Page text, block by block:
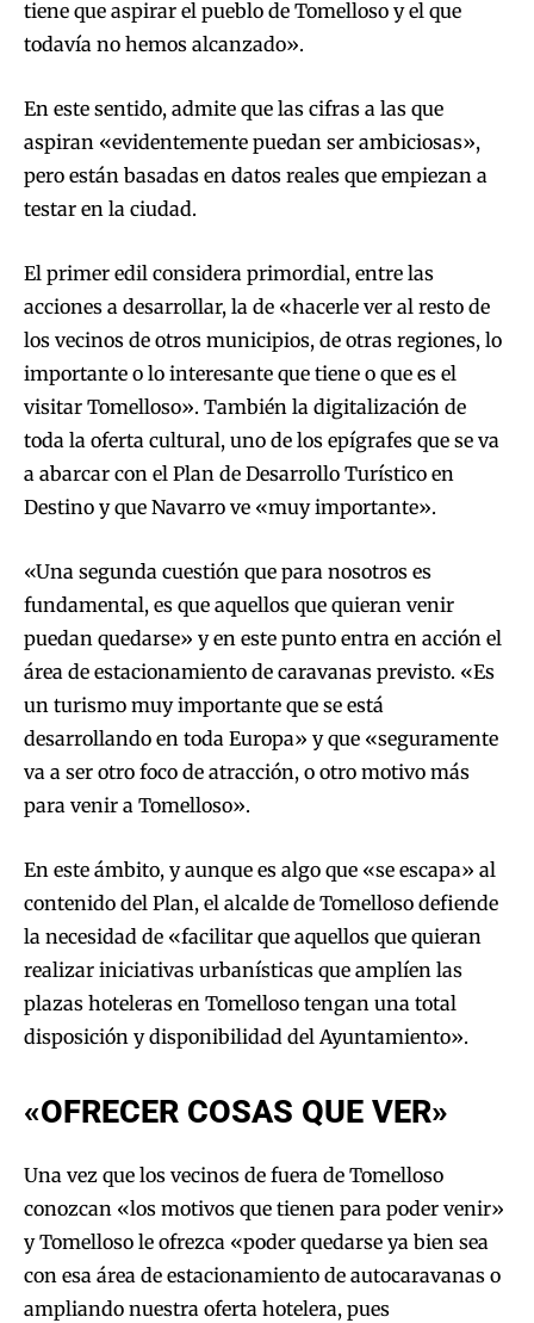
tiene que aspirar el pueblo de Tomelloso y el que
todavía no hemos alcanzado».
En este sentido, admite que las cifras a las que
aspiran «evidentemente puedan ser ambiciosas»,
pero están basadas en datos reales que empiezan a
testar en la ciudad.
El primer edil considera primordial, entre las
acciones a desarrollar, la de «hacerle ver al resto de
los vecinos de otros municipios, de otras regiones, lo
importante o lo interesante que tiene o que es el
visitar Tomelloso». También la digitalización de
toda la oferta cultural, uno de los epígrafes que se va
a abarcar con el Plan de Desarrollo Turístico en
Destino y que Navarro ve «muy importante».
«Una segunda cuestión que para nosotros es
fundamental, es que aquellos que quieran venir
puedan quedarse» y en este punto entra en acción el
área de estacionamiento de caravanas previsto. «Es
un turismo muy importante que se está
desarrollando en toda Europa» y que «seguramente
va a ser otro foco de atracción, o otro motivo más
para venir a Tomelloso».
En este ámbito, y aunque es algo que «se escapa» al
contenido del Plan, el alcalde de Tomelloso defiende
la necesidad de «facilitar que aquellos que quieran
realizar iniciativas urbanísticas que amplíen las
plazas hoteleras en Tomelloso tengan una total
disposición y disponibilidad del Ayuntamiento».
«OFRECER COSAS QUE VER»
Una vez que los vecinos de fuera de Tomelloso
conozcan «los motivos que tienen para poder venir»
y Tomelloso le ofrezca «poder quedarse ya bien sea
con esa área de estacionamiento de autocaravanas o
ampliando nuestra oferta hotelera, pues